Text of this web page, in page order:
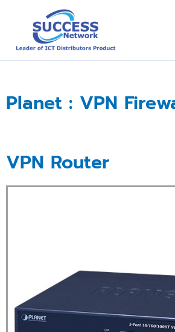
content
Planet : VPN
VPN Router